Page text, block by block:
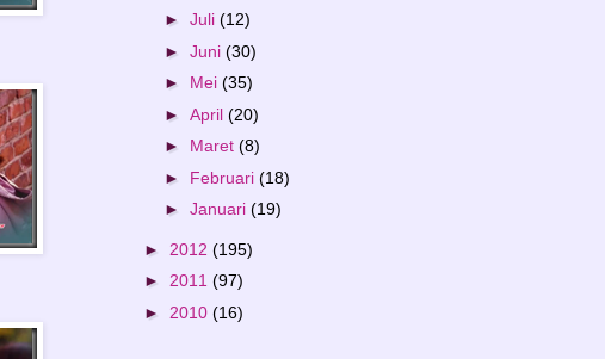
► Juli (12)
► Juni (30)
► Mei (35)
► April (20)
► Maret (8)
► Februari (18)
► Januari (19)
► 2012 (195)
► 2011 (97)
► 2010 (16)